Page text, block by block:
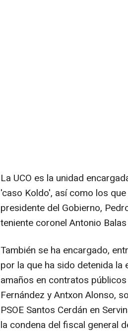
La UCO es la unidad
'caso Koldo', así como los
presidente del Gobierno,
teniente coronel Antonio
También se ha encargado,
por la que ha sido detenida la
amaños en contratos
Fernández y Antxon Alonso,
PSOE Santos Cerdán en
la condena del fiscal general